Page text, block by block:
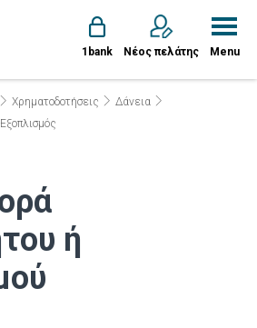
1bank Νέος πελάτης Menu
Χρηματοδοτήσεις
Δάνεια
ή